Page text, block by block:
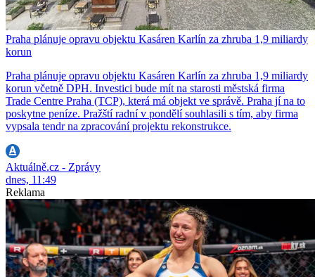
Praha plánuje opravu objektu Kasáren Karlín za zhruba 1,9 miliardy
korun
Praha plánuje opravu objektu Kasáren Karlín za zhruba 1,9 miliardy
korun včetně DPH. Investici bude mít na starosti městská firma
Trade Centre Praha (TCP), která má objekt ve správě. Praha jí na to
poskytne peníze. Pražští radní v pondělí souhlasili s tím, aby firma
vypsala tendr na zpracování projektu rekonstrukce.
Aktuálně.cz - Zprávy
dnes, 11:49
Reklama